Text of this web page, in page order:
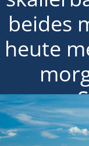
beides
heute